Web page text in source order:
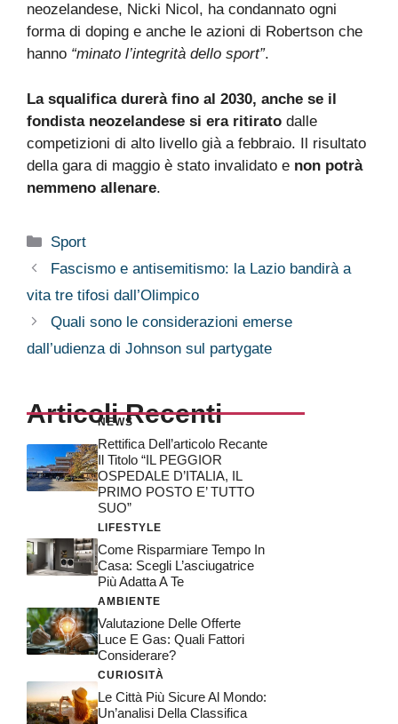
neozelandese, Nicki Nicol, ha condannato ogni
forma di doping e anche le azioni di Robertson che
hanno “minato l’integrità dello sport”.
La squalifica durerà fino al 2030, anche se il
fondista neozelandese si era ritirato dalle
competizioni di alto livello già a febbraio. Il risultato
della gara di maggio è stato invalidato e non potrà
nemmeno allenare.
Categorie
Sport
Fascismo e antisemitismo: la Lazio bandirà a
vita tre tifosi dall’Olimpico
Quali sono le considerazioni emerse
dall’udienza di Johnson sul partygate
Articoli Recenti
NEWS
Rettifica Dell’articolo Recante
Il Titolo “IL PEGGIOR
OSPEDALE D’ITALIA, IL
PRIMO POSTO E’ TUTTO
SUO”
LIFESTYLE
Come Risparmiare Tempo In
Casa: Scegli L’asciugatrice
Più Adatta A Te
AMBIENTE
Valutazione Delle Offerte
Luce E Gas: Quali Fattori
Considerare?
CURIOSITÀ
Le Città Più Sicure Al Mondo:
Un’analisi Della Classifica